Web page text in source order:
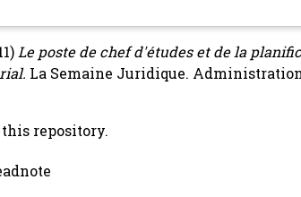
Le poste de chef d'études et de la
La Semaine Juridique.
repository.